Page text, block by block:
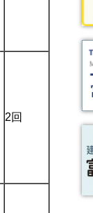
2回